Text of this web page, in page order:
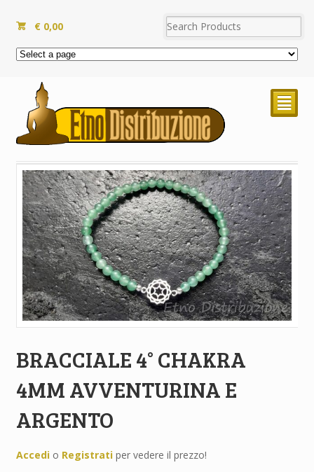
€ 0,00
²
BRACCIALE 4° CHAKRA
4MM AVVENTURINA E
ARGENTO
Accedio Registratiper vedere il prezzo!